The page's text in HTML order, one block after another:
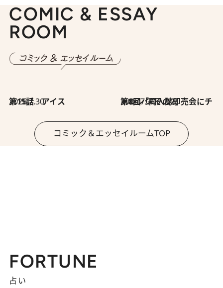
COMIC & ESSAY
ROOM
2026.7.30
第15話 アイス 2026.7.30
第8回「同人誌即売会にチャレンジ その2」
コミック＆エッセイルームTOP
FORTUNE
占い